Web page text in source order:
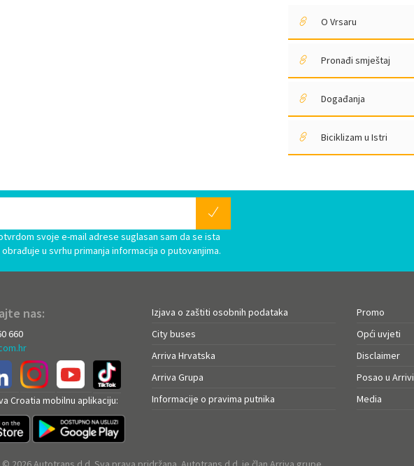
O Vrsaru
Pronađi smještaj
Događanja
Biciklizam u Istri
svoje e-mail adrese suglasan sam da se ista
u svrhu primanja informacija o putovanjima.
nas:
660
Croatia mobilnu aplikaciju:
Izjava o zaštiti osobnih podataka
City buses
Arriva Hrvatska
Arriva Grupa
Informacije o pravima putnika
Promo
Opći uvjeti
Disclaimer
Posao u Arrivi
Media